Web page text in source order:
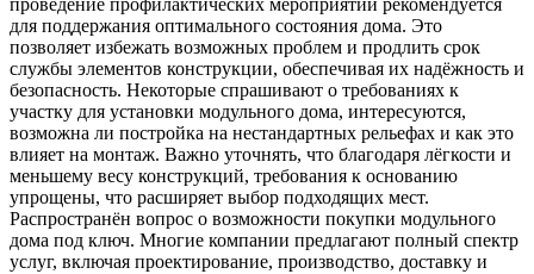
для поддержания оптимального состояния дома. Это
позволяет избежать возможных проблем и продлить срок
службы элементов конструкции, обеспечивая их надёжность и
безопасность. Некоторые спрашивают о требованиях к
участку для установки модульного дома, интересуются,
возможна ли постройка на нестандартных рельефах и как это
влияет на монтаж. Важно уточнять, что благодаря лёгкости и
меньшему весу конструкций, требования к основанию
упрощены, что расширяет выбор подходящих мест.
Распространён вопрос о возможности покупки модульного
дома под ключ. Многие компании предлагают полный спектр
услуг, включая проектирование, производство, доставку и